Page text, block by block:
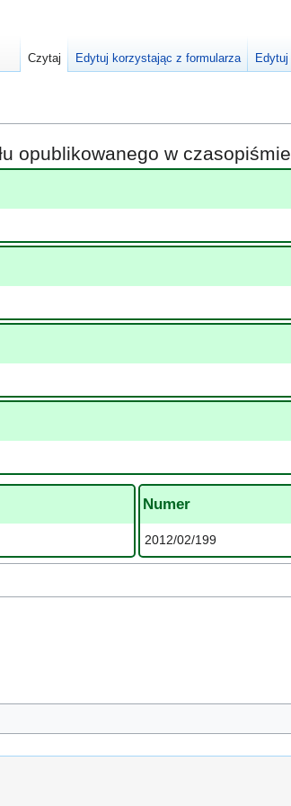
opublikowanego w czasopiśmie
Numer
2012/02/199
Czytaj Edytuj korzystając z formularza Edytuj